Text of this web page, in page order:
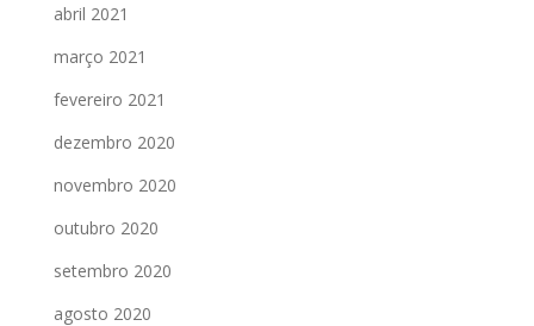
abril 2021
março 2021
fevereiro 2021
dezembro 2020
novembro 2020
outubro 2020
setembro 2020
agosto 2020